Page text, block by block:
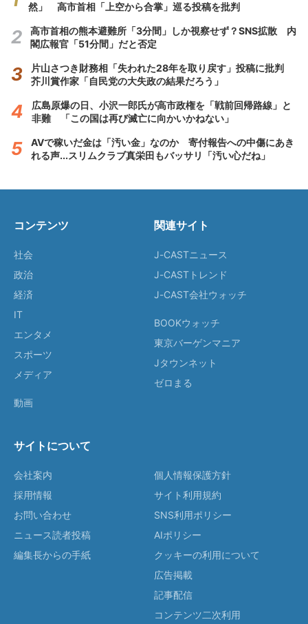
然」 高市首相「上空から合掌」巡る投稿を批判
高市首相の熊本避難所「3分間」しか視察せず？SNS拡散 内
閣広報官「51分間」だと否定
片山さつき財務相「失われた28年を取り戻す」投稿に批判
芥川賞作家「自民党の大失政の結果だろう」
広島原爆の日、小沢一郎氏が高市政権を「戦前回帰路線」と
非難 「この国は再び滅亡に向かいかねない」
AVで稼いだ金は「汚い金」なのか 寄付報告への中傷にあき
れる声...スリムクラブ真栄田もバッサリ「汚い心だね」
コンテンツ
社会
政治
経済
IT
エンタメ
スポーツ
メディア
動画
関連サイト
J-CASTニュース
J-CASTトレンド
J-CAST会社ウォッチ
BOOKウォッチ
東京バーゲンマニア
Jタウンネット
ゼロまる
サイトについて
会社案内
採用情報
お問い合わせ
ニュース読者投稿
編集長からの手紙
個人情報保護方針
サイト利用規約
SNS利用ポリシー
AIポリシー
クッキーの利用について
広告掲載
記事配信
コンテンツ二次利用